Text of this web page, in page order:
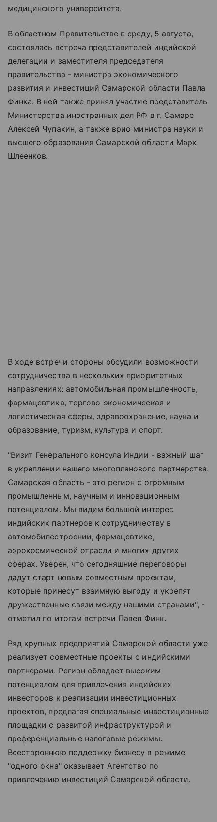
медицинского университета.
В областном Правительстве в среду, 5 августа,
состоялась встреча представителей индийской
делегации и заместителя председателя
правительства - министра экономического
развития и инвестиций Самарской области Павла
Финка. В ней также принял участие представитель
Министерства иностранных дел РФ в г. Самаре
Алексей Чупахин, а также врио министра науки и
высшего образования Самарской области Марк
Шлеенков.
В ходе встречи стороны обсудили возможности
сотрудничества в нескольких приоритетных
направлениях: автомобильная промышленность,
фармацевтика, торгово-экономическая и
логистическая сферы, здравоохранение, наука и
образование, туризм, культура и спорт.
"Визит Генерального консула Индии - важный шаг
в укреплении нашего многопланового партнерства.
Самарская область - это регион с огромным
промышленным, научным и инновационным
потенциалом. Мы видим большой интерес
индийских партнеров к сотрудничеству в
автомобилестроении, фармацевтике,
аэрокосмической отрасли и многих других
сферах. Уверен, что сегодняшние переговоры
дадут старт новым совместным проектам,
которые принесут взаимную выгоду и укрепят
дружественные связи между нашими странами", -
отметил по итогам встречи Павел Финк.
Ряд крупных предприятий Самарской области уже
реализует совместные проекты с индийскими
партнерами. Регион обладает высоким
потенциалом для привлечения индийских
инвесторов к реализации инвестиционных
проектов, предлагая специальные инвестиционные
площадки с развитой инфраструктурой и
преференциальные налоговые режимы.
Всестороннюю поддержку бизнесу в режиме
"одного окна" оказывает Агентство по
привлечению инвестиций Самарской области.